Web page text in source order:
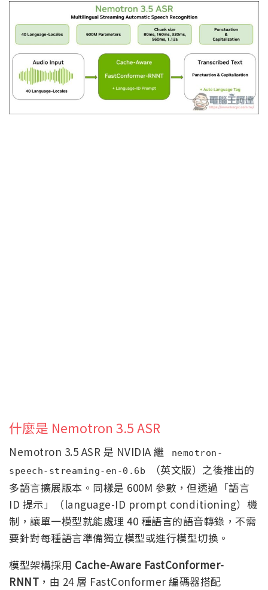
什麼是 Nemotron 3.5 ASR
Nemotron 3.5 ASR 是 NVIDIA 繼
nemotron-
speech-streaming-en-0.6b
（英文版）之後推出的
多語言擴展版本。同樣是 600M 參數，但透過「語言
ID 提示」（language-ID prompt conditioning）機
制，讓單一模型就能處理 40 種語言的語音轉錄，不需
要針對每種語言準備獨立模型或進行模型切換。
模型架構採用 Cache-Aware FastConformer-
RNNT ，由 24 層 FastConformer 編碼器搭配